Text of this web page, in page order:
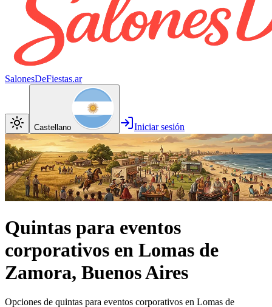
SalonesDeFiestas.ar
Castellano Iniciar sesión
Quintas para eventos
corporativos en Lomas de
Zamora, Buenos Aires
Opciones de quintas para eventos corporativos en Lomas de